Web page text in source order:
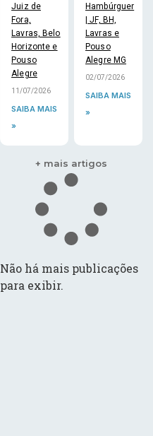
Juiz de
Fora,
Lavras, Belo
Horizonte e
Pouso
Alegre
11/07/2026
SAIBA MAIS
»
Hambúrguer
| JF, BH,
Lavras e
Pouso
Alegre MG
02/07/2026
SAIBA MAIS
»
+ mais artigos
Não há mais publicações
para exibir.